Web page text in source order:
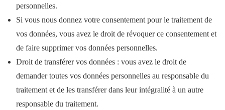
personnelles.
Si vous nous donnez votre consentement pour le traitement de
vos données, vous avez le droit de révoquer ce consentement et
de faire supprimer vos données personnelles.
Droit de transférer vos données : vous avez le droit de
demander toutes vos données personnelles au responsable du
traitement et de les transférer dans leur intégralité à un autre
responsable du traitement.